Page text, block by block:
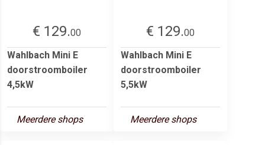
€ 129.00
Wahlbach Mini E
doorstroomboiler
4,5kW
Meerdere shops
€ 129.00
Wahlbach Mini E
doorstroomboiler
5,5kW
Meerdere shops